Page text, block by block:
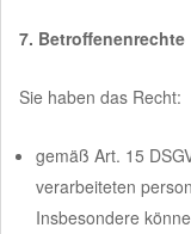
7. Betroffenenrechte
Sie haben das Recht:
gemäß Art. 15
verarbeiteten
Insbesondere